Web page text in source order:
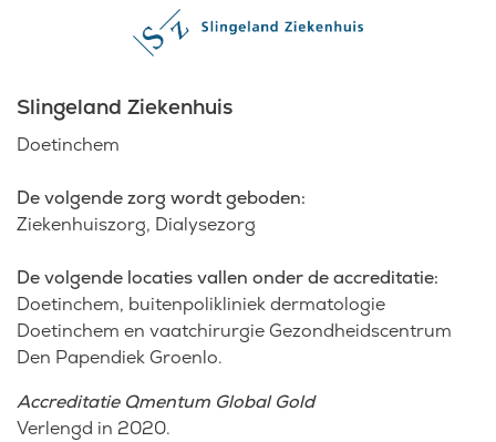
Werken bij
Slingeland Ziekenhuis
Doetinchem
De volgende zorg wordt geboden:
Ziekenhuiszorg Dialysezorg
De volgende locaties vallen onder de accreditatie:
Doetinchem, buitenpolikliniek dermatologie
Doetinchem en vaatchirurgie Gezondheidscentrum
Den Papendiek Groenlo.
Accreditatie Qmentum Global Gold
Verlengd in 2020.